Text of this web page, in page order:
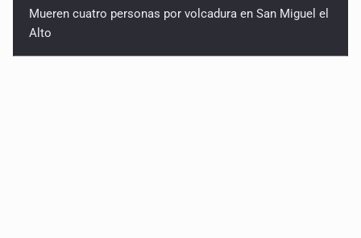
Mueren cuatro personas por volcadura en San Miguel el
Alto